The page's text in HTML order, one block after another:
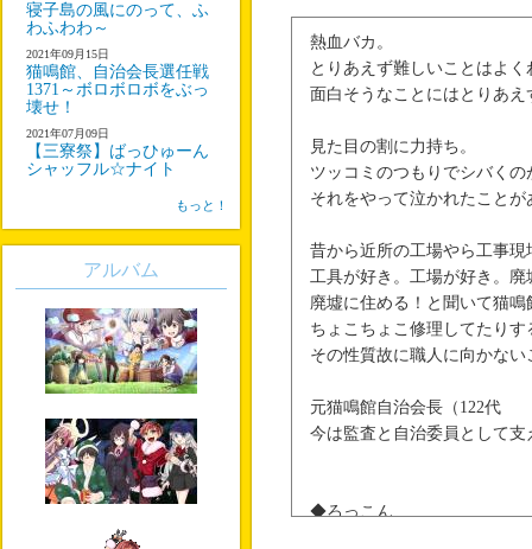
熱血バカ。
とりあえず難しいことはよ
面白そうなことにはとりあ
見た目の割に力持ち。
ツッコミのつもりでシバく
それをやって泣かれたこと
昔から近所の工場やら工事
工具が好き。工場が好き。廃
廃墟に住める！と聞いて猫
ちょこちょこ修理してたり
その性質故に職人に向かな
元猫鳴館自治会長（122代
今は監査と自治委員として支
◆ろっこん
寝子島の風にのって、ふ
わふわわ～
2021年09月15日
猫鳴館、自治会長選任戦
1371～ボロボロボをぶっ
壊せ！
2021年07月09日
【三寮祭】ばっひゅーん
シャッフル☆ナイト
もっと！
アルバム